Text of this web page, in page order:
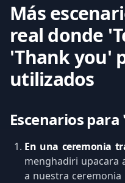
Más
real donde
'Thank you'
utilizados
Escenarios
En una ceremonia
menghadiri upacara
a nuestra